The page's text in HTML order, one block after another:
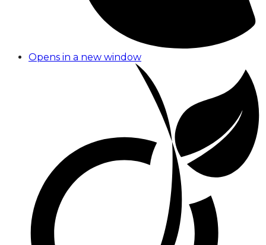
Opens in a new window